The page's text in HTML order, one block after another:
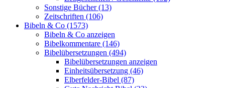
Sonstige Bücher (13)
Zeitschriften (106)
Bibeln & Co (1573)
Bibeln & Co anzeigen
Bibelkommentare (146)
Bibelübersetzungen (494)
Bibelübersetzungen anzeigen
Einheitsübersetzung (46)
Elberfelder-Bibel (87)